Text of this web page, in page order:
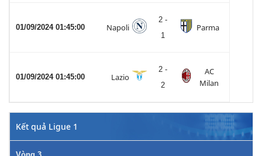
01/09/2024 01:45:00 Napoli
2 -
1
Parma
01/09/2024 01:45:00 Lazio
2 -
2
AC
Milan
Kết quả Ligue 1